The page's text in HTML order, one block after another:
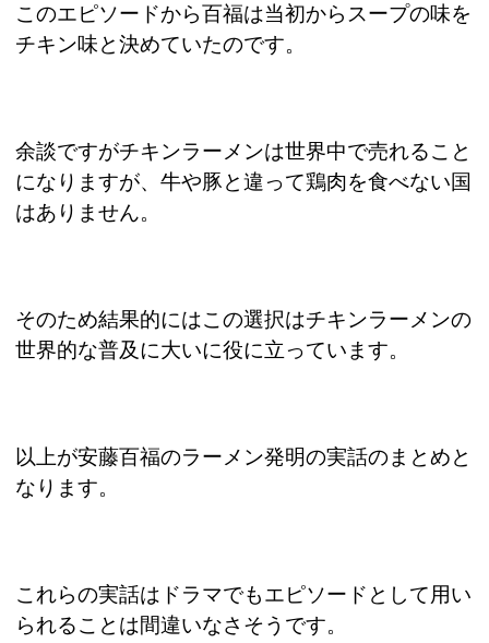
このエピソードから百福は当初からスープの味を
チキン味と決めていたのです。
余談ですがチキンラーメンは世界中で売れること
になりますが、牛や豚と違って鶏肉を食べない国
はありません。
そのため結果的にはこの選択はチキンラーメンの
世界的な普及に大いに役に立っています。
以上が安藤百福のラーメン発明の実話のまとめと
なります。
これらの実話はドラマでもエピソードとして用い
られることは間違いなさそうです。